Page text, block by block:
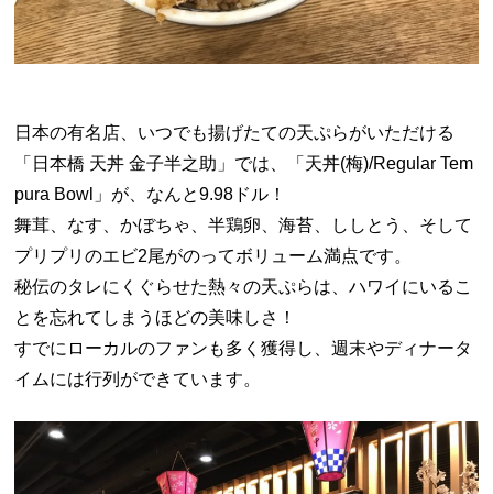
日本の有名店、いつでも揚げたての天ぷらがいただける
「日本橋 天丼 金子半之助」では、「天丼(梅)/Regular Tem
pura Bowl」が、なんと9.98ドル！
舞茸、なす、かぼちゃ、半鶏卵、海苔、ししとう、そして
プリプリのエビ2尾がのってボリューム満点です。
秘伝のタレにくぐらせた熱々の天ぷらは、ハワイにいるこ
とを忘れてしまうほどの美味しさ！
すでにローカルのファンも多く獲得し、週末やディナータ
イムには行列ができています。